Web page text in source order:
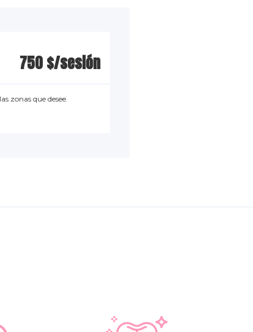
750 $/sesión
zonas que desee.